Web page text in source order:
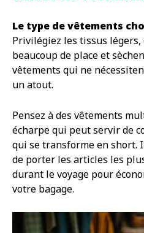
Le type de vêtements
Privilégiez les tissus
beaucoup de place et
vêtements qui ne
un atout.
Pensez à des vêtements
écharpe qui peut servir de
qui se transforme en short.
de porter les articles les
durant le voyage pour
votre bagage.